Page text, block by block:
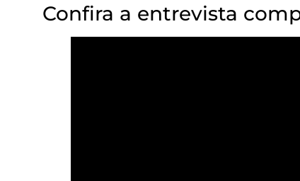
Confira a entrevista